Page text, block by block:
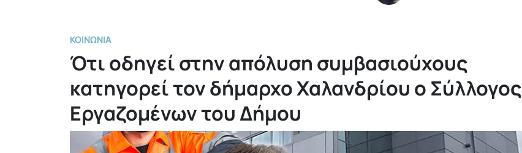
ΚΟΙΝΩΝΊΑ
Ότι οδηγεί στην απόλυση συμβασιούχους
κατηγορεί τον δήμαρχο Χαλανδρίου ο Σύλλογος
Εργαζομένων του Δήμου